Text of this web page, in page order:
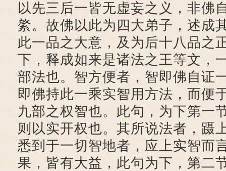
以先三后一皆无虚妄之义，非佛
綮。故佛以此为四大弟子，述成
此一品之大意，及为后十八品之
下，释成如来是诸法之王等文，
部法也。智方便者，智即佛自证
即佛持此一乘实智用方法，而便
九部之权智也。此句，为下第一
则以实开权也。其所说法者，蹑
悉到于一切智地者，应上实智而
果，皆有大益，此句为下，第二